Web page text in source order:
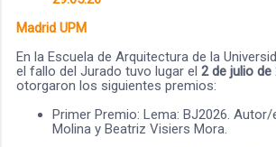
Madrid UPM
En la Escuela de Arquitectura de la
el fallo del Jurado tuvo lugar el2 de julio de
otorgaron los siguientes premios:
Primer Premio: Lema: BJ2026.
Molina y Beatriz Visiers Mora.